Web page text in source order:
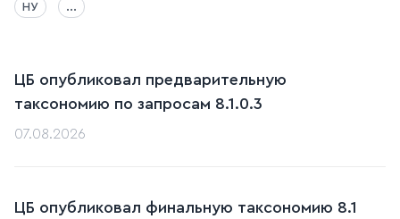
НУ ...
ЦБ опубликовал предварительную
таксономию по запросам 8.1.0.3
07.08.2026
ЦБ опубликовал финальную таксономию 8.1